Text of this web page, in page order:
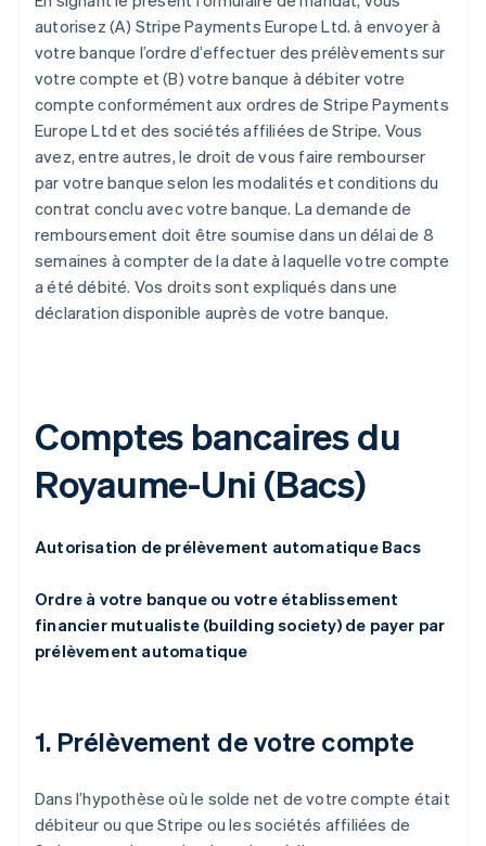
autorisez (A) Stripe Payments Europe Ltd. à envoyer à
votre banque l’ordre d’effectuer des prélèvements sur
votre compte et (B) votre banque à débiter votre
compte conformément aux ordres de Stripe Payments
Europe Ltd et des sociétés affiliées de Stripe. Vous
avez, entre autres, le droit de vous faire rembourser
par votre banque selon les modalités et conditions du
contrat conclu avec votre banque. La demande de
remboursement doit être soumise dans un délai de 8
semaines à compter de la date à laquelle votre compte
a été débité. Vos droits sont expliqués dans une
déclaration disponible auprès de votre banque.
Comptes bancaires du
Royaume-Uni (Bacs)
Autorisation de prélèvement automatique Bacs
Ordre à votre banque ou votre établissement
financier mutualiste (building society) de payer par
prélèvement automatique
1. Prélèvement de votre compte
Dans l’hypothèse où le solde net de votre compte était
débiteur ou que Stripe ou les sociétés affiliées de